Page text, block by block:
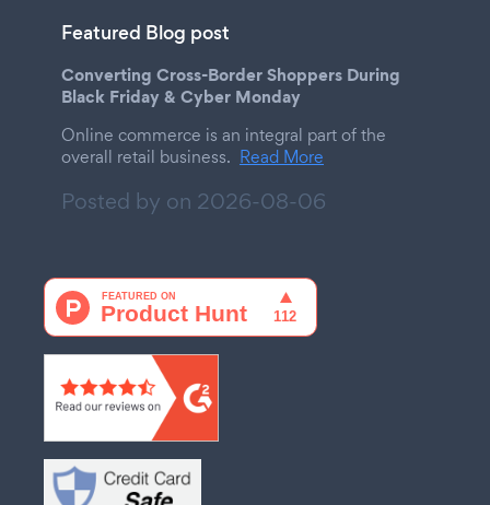
Featured Blog post
Converting Cross-Border Shoppers During
Black Friday & Cyber Monday
Online commerce is an integral part of the
overall retail business. Read More
Posted by on 2026-08-06